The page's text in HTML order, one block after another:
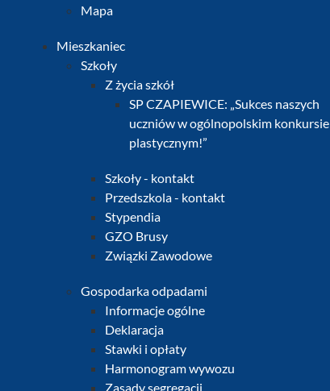
Mapa
Mieszkaniec
Szkoły
Z życia szkół
SP CZAPIEWICE: „Sukces naszych
uczniów w ogólnopolskim konkursie
plastycznym!”
Szkoły - kontakt
Przedszkola - kontakt
Stypendia
GZO Brusy
Związki Zawodowe
Gospodarka odpadami
Informacje ogólne
Deklaracja
Stawki i opłaty
Harmonogram wywozu
Zasady segregacji